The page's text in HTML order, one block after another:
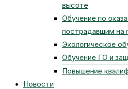
высоте
Обучение по
пострадавшим на
Экологическое
Обучение ГО и
Повышение
Новости